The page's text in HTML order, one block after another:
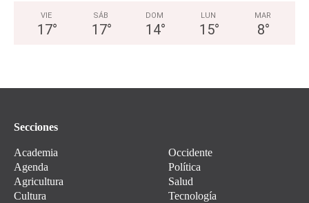
VIE
17°
SÁB
17°
DOM
14°
LUN
15°
MAR
8°
Secciones
Academia
Agenda
Agricultura
Cultura
Occidente
Política
Salud
Tecnología